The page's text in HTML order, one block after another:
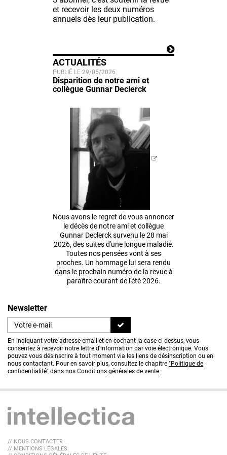
et recevoir les deux numéros
annuels dès leur publication.
ACTUALITÉS
PUBLIÉ LE 29/05/2026
Disparition de notre ami et
collègue Gunnar Declerck
Nous avons le regret de vous annoncer
le décès de notre ami et collègue
Gunnar Declerck survenu le 28 mai
2026, des suites d'une longue maladie.
Toutes nos pensées vont à ses
proches. Un hommage lui sera rendu
dans le prochain numéro de la revue à
paraître courant de l'été 2026.
Newsletter
En indiquant votre adresse email et en cochant la case ci-dessus, vous
consentez à recevoir notre lettre d'information par voie électronique. Vous
pouvez vous désinscrire à tout moment via les liens de désinscription ou en
nous contactant. Pour en savoir plus, consultez le chapitre "Politique de
confidentialité" dans nos Conditions générales de vente.
// NOUS CONTACTER
// MENTIONS LÉGALES